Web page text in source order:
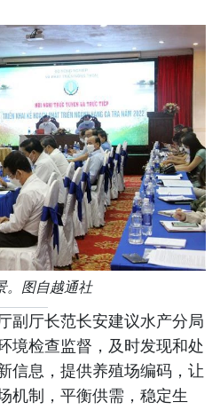
。图自越通社
副厅长范长安建议水产分局
境检查监督，及时发现和处
信息，提供养殖场编码，让
机制，平衡供需，稳定生